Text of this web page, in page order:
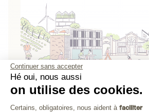
Continuer sans accepter
Hé oui, nous aussi
on utilise des cookies.
Plateforme de Gestion
Certains, obligatoires, nous aident à faciliter